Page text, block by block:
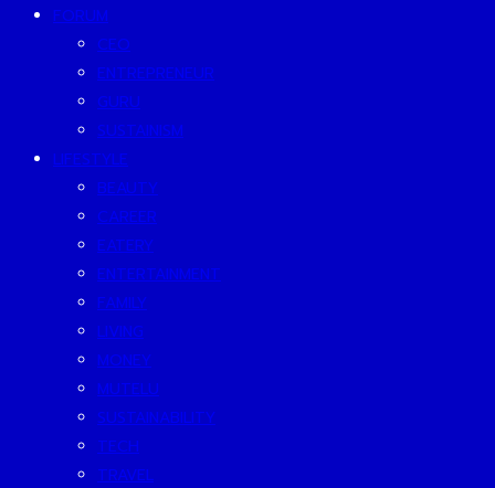
FORUM
CEO
ENTREPRENEUR
GURU
SUSTAINISM
LIFESTYLE
BEAUTY
CAREER
EATERY
ENTERTAINMENT
FAMILY
LIVING
MONEY
MUTELU
SUSTAINABILITY
TECH
TRAVEL